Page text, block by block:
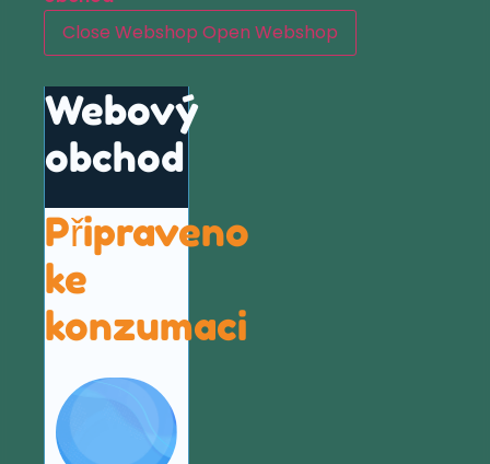
Close Webshop Open Webshop
Webový
obchod
Připraveno
ke
konzumaci